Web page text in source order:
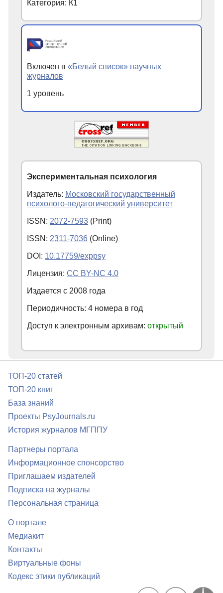
Категория: К1
Включен в «Белый список» научных
журналов
1 уровень
Экспериментальная психология
Издатель: Московский государственный
психолого-педагогический университет
ISSN: 2072-7593 (Print)
ISSN: 2311-7036 (Online)
DOI: 10.17759/exppsy
Лицензия: CC BY-NC 4.0
Издается с 2008 года
Периодичность: 4 номера в год
Доступ к электронным архивам: открытый
ТОП-20 статей
ТОП-20 книг
База знаний
Проекты PsyJournals.ru
История журналов МГППУ
Партнеры портала
Информационное спонсорство
Приглашаем издателей
Подписка на журналы
Персональная страница
О портале
Медиакит
Контакты
Виртуальные фоны
Кодекс этики публикаций